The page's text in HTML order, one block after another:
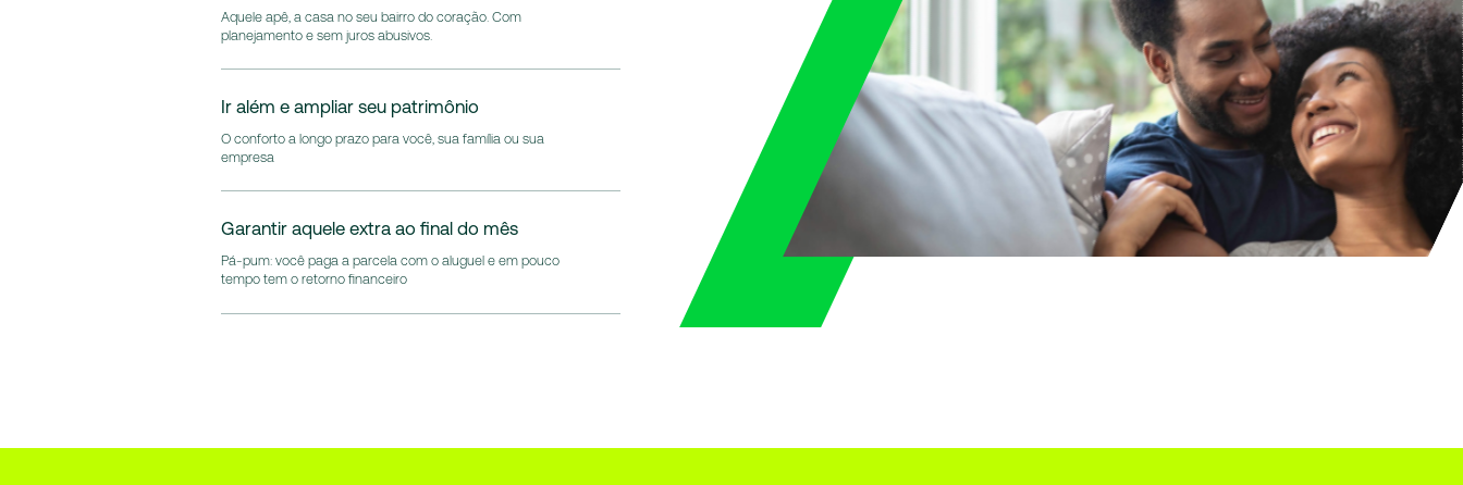
Aquele apê, a casa no seu bairro do coração. Com
planejamento e sem juros abusivos.
Ir além e ampliar seu patrimônio
O conforto a longo prazo para você, sua família ou sua
empresa
Garantir aquele extra ao final do mês
Pá-pum: você paga a parcela com o aluguel e em pouco
tempo tem o retorno financeiro